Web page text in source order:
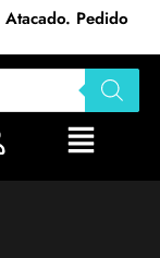
Atacado. Pedido